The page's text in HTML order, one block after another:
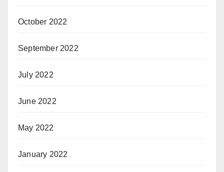
October 2022
September 2022
July 2022
June 2022
May 2022
January 2022